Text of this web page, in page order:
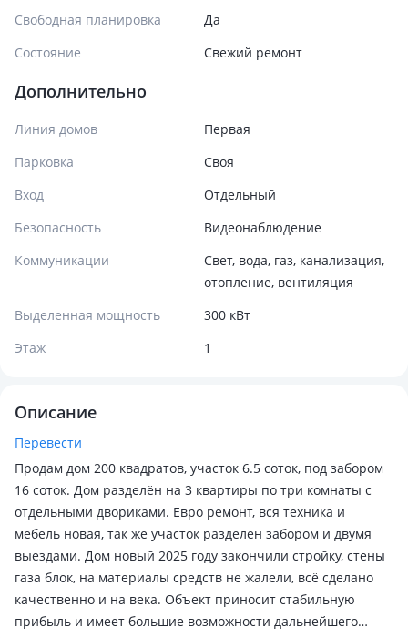
Свободная планировка
Да
Состояние
Cвежий ремонт
Дополнительно
Линия домов
Первая
Парковка
Своя
Вход
Отдельный
Безопасность
Видеонаблюдение
Коммуникации
Свет, вода, газ, канализация,
отопление, вентиляция
Выделенная мощность
300 кВт
Этаж
1
Описание
Перевести
Продам дом 200 квадратов, участок 6.5 соток, под забором
16 соток. Дом разделён на 3 квартиры по три комнаты с
отдельными двориками. Евро ремонт, вся техника и
мебель новая, так же участок разделён забором и двумя
выездами. Дом новый 2025 году закончили стройку, стены
газа блок, на материалы средств не жалели, всё сделано
качественно и на века. Объект приносит стабильную
прибыль и имеет большие возможности дальнейшего